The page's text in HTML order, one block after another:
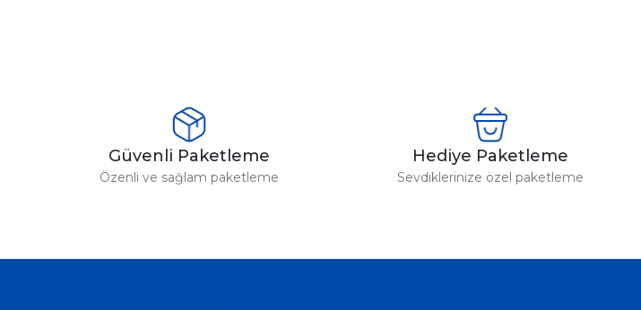
Güvenli Paketleme
Özenli ve sağlam paketleme
Hediye Paketleme
Sevdiklerinize özel paketleme